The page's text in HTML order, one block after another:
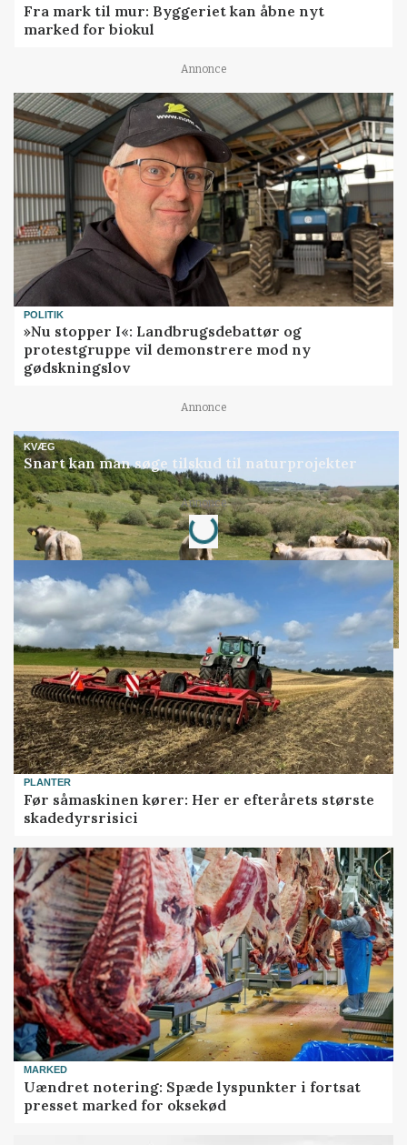
Fra mark til mur: Byggeriet kan åbne nyt
marked for biokul
Annonce
POLITIK
»Nu stopper I«: Landbrugsdebattør og
protestgruppe vil demonstrere mod ny
gødskningslov
Annonce
KVÆG
Snart kan man søge tilskud til naturprojekter
Annonce
Loading...
PLANTER
Før såmaskinen kører: Her er efterårets største
skadedyrsrisici
MARKED
Uændret notering: Spæde lyspunkter i fortsat
presset marked for oksekød